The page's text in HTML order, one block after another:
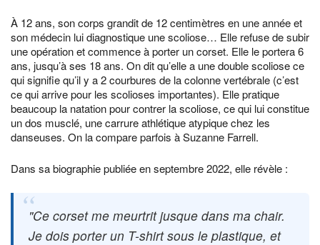
À 12 ans, son corps grandit de 12 centimètres en une année et
son médecin lui diagnostique une scoliose… Elle refuse de subir
une opération et commence à porter un corset. Elle le portera 6
ans, jusqu’à ses 18 ans. On dit qu’elle a une double scoliose ce
qui signifie qu’il y a 2 courbures de la colonne vertébrale (c’est
ce qui arrive pour les scolioses importantes). Elle pratique
beaucoup la natation pour contrer la scoliose, ce qui lui constitue
un dos musclé, une carrure athlétique atypique chez les
danseuses. On la compare parfois à Suzanne Farrell.
Dans sa biographie publiée en septembre 2022, elle révèle :
Ce corset me meurtrit jusque dans ma chair.
Je dois porter un T-shirt sous le plastique, et